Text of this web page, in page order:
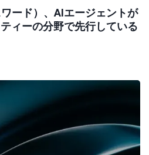
ード）、AIエージェントが
ィーの分野で先行している